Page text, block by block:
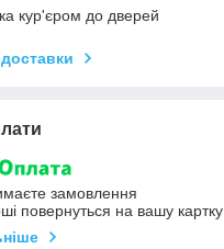
кур'єром до дверей
замовлення
повернуться на вашу картку